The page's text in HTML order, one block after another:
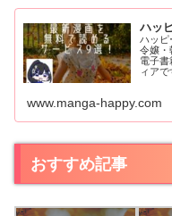
ハッ
ハッピ
令嬢・
電子
ィアで
www.manga-happy.com
おすすめ記事